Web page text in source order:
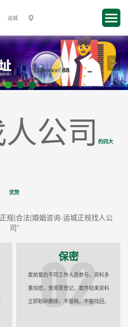
公司 的四大
优势
规|合法|婚姻咨询-运城正规找人公
司”
保密
案前案后不同工作人员参与，资料多
重加密，查阅需登记，案件结束资料
立即粉碎删除，不留档，不能找回。